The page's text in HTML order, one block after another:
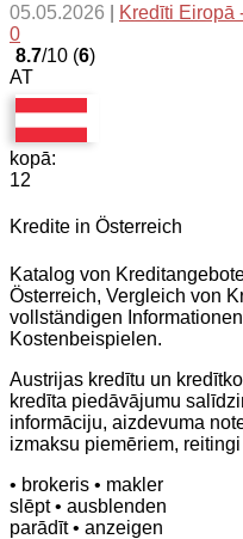
05.05.2026 Kredīti Eiropā
0
8.7/10 (6)
AT
kopā:
12
Kredite in Österreich
Katalog von
Österreich, Vergleich von
vollständigen
Kostenbeispielen.
Austrijas kredītu un
kredīta piedāvājumu
informāciju, aizdevuma
izmaksu piemēriem,
• brokeris • makler
slēpt• ausblenden
parādīt• anzeigen